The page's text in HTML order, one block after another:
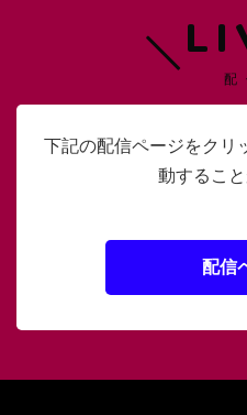
配
下記の配信ページをクリ
動するこ
配信